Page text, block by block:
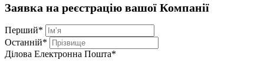
Заявка на реєстрацію вашої Компанії
Перший*
Останній*
Ділова Електронна Пошта*